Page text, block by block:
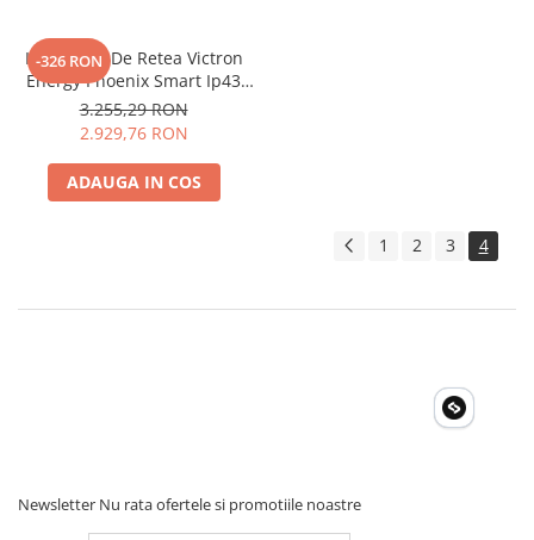
Anker
Jackery
Toate generatoarele
EcoFlow
Kituri solare pentru balcon
Frigidere Portabile
-326 RON
Incarcator De Retea Victron
Energy Phoenix Smart Ip43
Charger 24/25 (3)
3.255,29 RON
2.929,76 RON
ADAUGA IN COS
1 2 3 4
Newsletter Nu rata ofertele si promotiile noastre